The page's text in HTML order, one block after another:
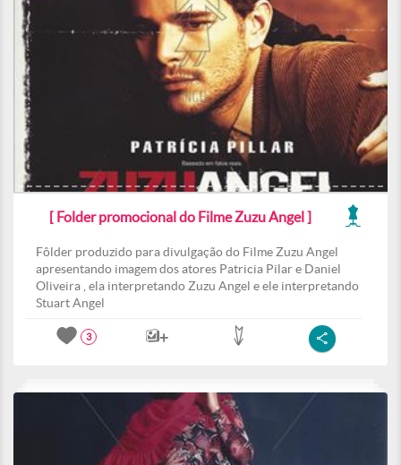
[ Folder promocional do Filme Zuzu Angel ]
Fôlder produzido para divulgação do Filme Zuzu Angel
apresentando imagem dos atores Patricia Pilar e Daniel
Oliveira , ela interpretando Zuzu Angel e ele interpretando
Stuart Angel
3